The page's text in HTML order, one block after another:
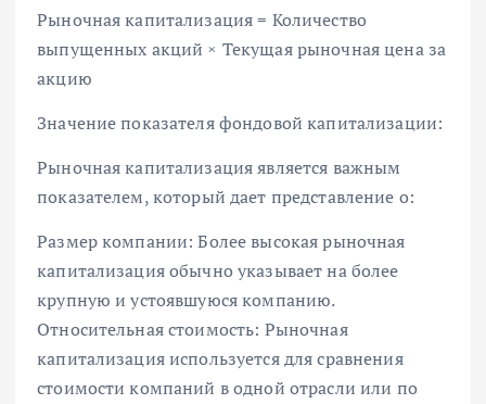
Рыночная капитализация = Количество
выпущенных акций × Текущая рыночная цена за
акцию
Значение показателя фондовой капитализации:
Рыночная капитализация является важным
показателем, который дает представление о:
Размер компании: Более высокая рыночная
капитализация обычно указывает на более
крупную и устоявшуюся компанию.
Относительная стоимость: Рыночная
капитализация используется для сравнения
стоимости компаний в одной отрасли или по